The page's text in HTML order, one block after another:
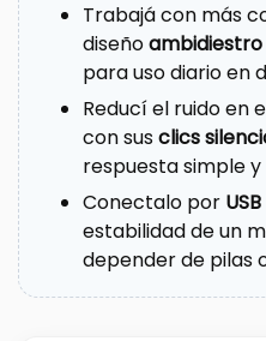
Trabajá con más
diseño
para uso diario en
Reducí el ruido en
con susclics
respuesta simple y
Conectalo por
estabilidad de un
depender de pilas